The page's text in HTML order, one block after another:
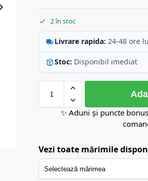
2 în stoc
Livrare rapida: 24-48 ore
Stoc: Disponibil imediat
✨ Aduni și puncte
Vezi toate mărimile